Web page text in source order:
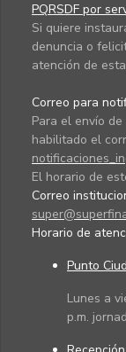
PQRSDF por
Si quiere
denuncia o
atención de
Correo para
Para el envío
habilitado el
El horario de
Correo
Horario de
Punto
Lunes a
p.m.